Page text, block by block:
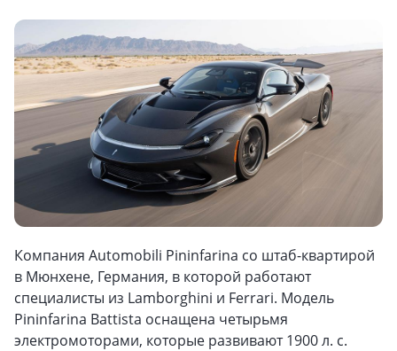
Компания Automobili Pininfarina со штаб-квартирой
в Мюнхене, Германия, в которой работают
специалисты из Lamborghini и Ferrari. Модель
Pininfarina Battista оснащена четырьмя
электромоторами, которые развивают 1900 л. с.